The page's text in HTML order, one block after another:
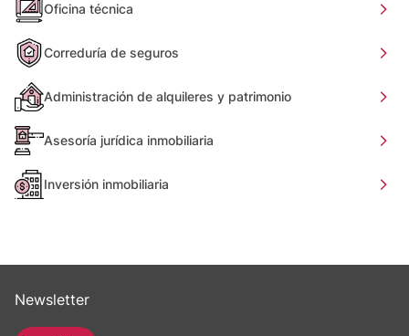
Oficina técnica
Correduría de seguros
Administración de alquileres y patrimonio
Asesoría jurídica inmobiliaria
Inversión inmobiliaria
Newsletter